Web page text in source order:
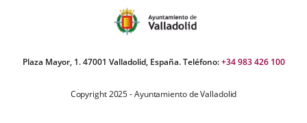
Plaza Mayor, 1. 47001 Valladolid, España. Teléfono:+34 983 426 100
Copyright 2025 - Ayuntamiento de Valladolid